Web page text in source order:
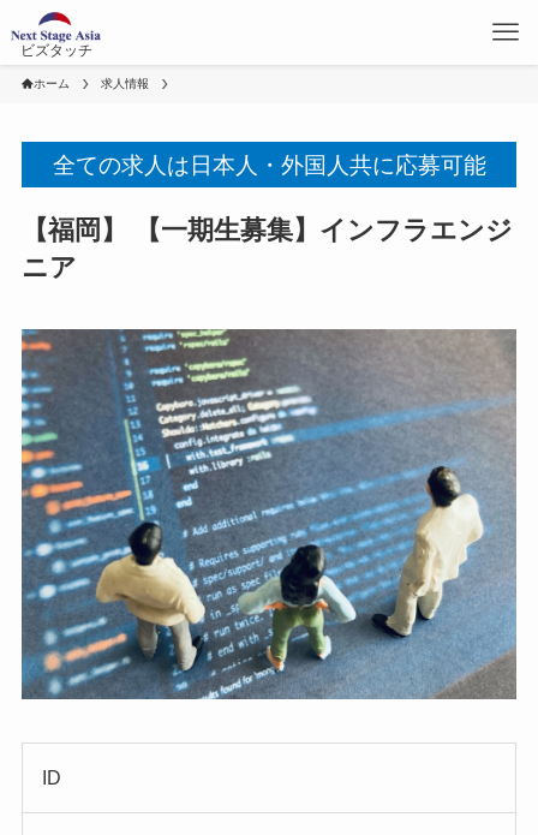
ビズタッチ
ホーム 求人情報
全ての求人は日本人・外国人共に応募可能
【福岡】 【一期生募集】インフラエンジ
ニア
ID